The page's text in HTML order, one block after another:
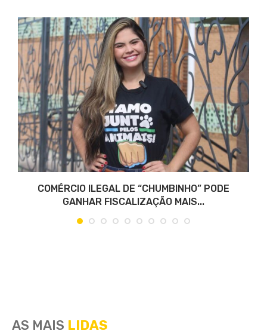
COMÉRCIO ILEGAL DE “CHUMBINHO” PODE
GANHAR FISCALIZAÇÃO MAIS...
AS MAIS LIDAS